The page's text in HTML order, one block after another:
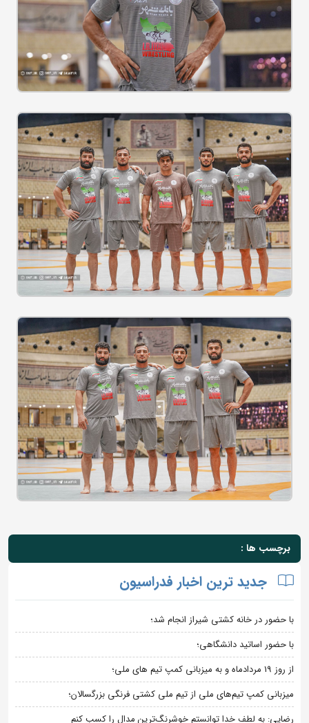
برچسب ها :
جدید ترین اخبار فدراسیون
با حضور در خانه کشتی شیراز انجام شد؛
با حضور اساتید دانشگاهی؛
از روز 19 مردادماه و به میزبانی کمپ تیم های ملی؛
میزبانی کمپ تیم‌های ملی از تیم ملی کشتی فرنگی بزرگسالان؛
رضایی: به لطف خدا توانستم خوشرنگ‌ترین مدال را کسب کنم